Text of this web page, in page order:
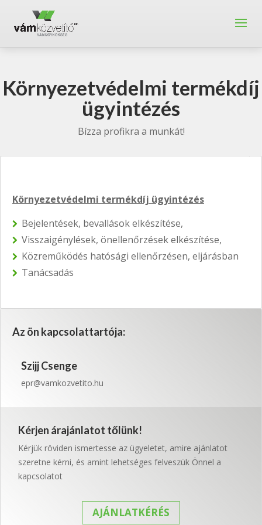
Környezetvédelmi termékdíj
ügyintézés
Bízza profikra a munkát!
Környezetvédelmi termékdíj ügyintézés
Bejelentések, bevallások elkészítése,
Visszaigénylések, önellenőrzések elkészítése,
Közreműködés hatósági ellenőrzésen, eljárásban
Tanácsadás
Az ön kapcsolattartója:
Szijj Csenge
epr@vamkozvetito.hu
Kérjen árajánlatot tőlünk!
Kérjük röviden ismertesse az ügyeletet, amire ajánlatot
szeretne kérni, és amint lehetséges felveszük Önnel a
kapcsolatot
AJÁNLATKÉRÉS